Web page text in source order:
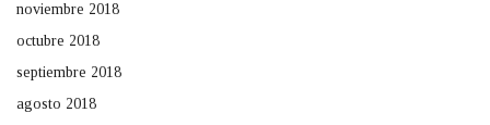
noviembre 2018
octubre 2018
septiembre 2018
agosto 2018